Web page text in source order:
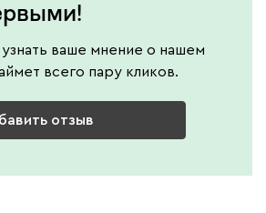
ваше мнение о нашем
всего пару кликов.
отзыв